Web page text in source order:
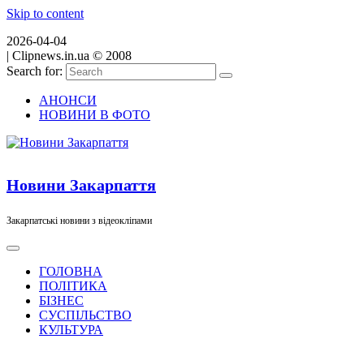
Skip to content
2026-04-04
| Clipnews.in.ua © 2008
Search for:
АНОНСИ
НОВИНИ В ФОТО
Новини Закарпаття
Закарпатські новини з відеокліпами
ГОЛОВНА
ПОЛІТИКА
БІЗНЕС
СУСПІЛЬСТВО
КУЛЬТУРА